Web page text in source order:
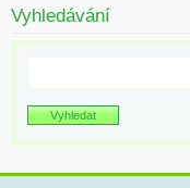
Vyhledávání